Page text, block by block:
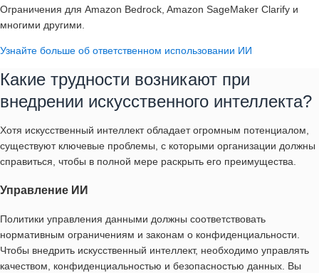
Ограничения для Amazon Bedrock, Amazon SageMaker Clarify и
многими другими.
Узнайте больше об ответственном использовании ИИ
Какие трудности возникают при
внедрении искусственного интеллекта?
Хотя искусственный интеллект обладает огромным потенциалом,
существуют ключевые проблемы, с которыми организации должны
справиться, чтобы в полной мере раскрыть его преимущества.
Управление ИИ
Политики управления данными должны соответствовать
нормативным ограничениям и законам о конфиденциальности.
Чтобы внедрить искусственный интеллект, необходимо управлять
качеством, конфиденциальностью и безопасностью данных. Вы